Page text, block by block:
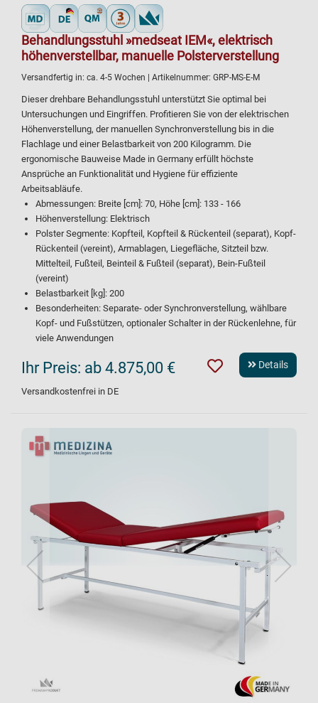
Behandlungsstuhl »medseat IEM«, elektrisch
höhenverstellbar, manuelle Polsterverstellung
Versandfertig in: ca. 4-5 Wochen | Artikelnummer: GRP-MS-E-M
Dieser drehbare Behandlungsstuhl unterstützt Sie optimal bei
Untersuchungen und Eingriffen. Profitieren Sie von der elektrischen
Höhenverstellung, der manuellen Synchronverstellung bis in die
Flachlage und einer Belastbarkeit von 200 Kilogramm. Die
ergonomische Bauweise Made in Germany erfüllt höchste
Ansprüche an Funktionalität und Hygiene für effiziente
Arbeitsabläufe.
Abmessungen: Breite [cm]: 70, Höhe [cm]: 133 - 166
Höhenverstellung: Elektrisch
Polster Segmente: Kopfteil, Kopfteil & Rückenteil (separat), Kopf-
Rückenteil (vereint), Armablagen, Liegefläche, Sitzteil bzw.
Mittelteil, Fußteil, Beinteil & Fußteil (separat), Bein-Fußteil
(vereint)
Belastbarkeit [kg]: 200
Besonderheiten: Separate- oder Synchronverstellung, wählbare
Kopf- und Fußstützen, optionaler Schalter in der Rückenlehne, für
viele Anwendungen
Ihr Preis: ab 4.875,00 €
Versandkostenfrei in DE
Details